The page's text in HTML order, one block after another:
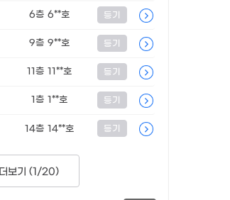
6층 6**호 등기
9층 9**호 등기
11층 11**호 등기
1층 1**호 등기
14층 14**호 등기
더보기 (1/20)